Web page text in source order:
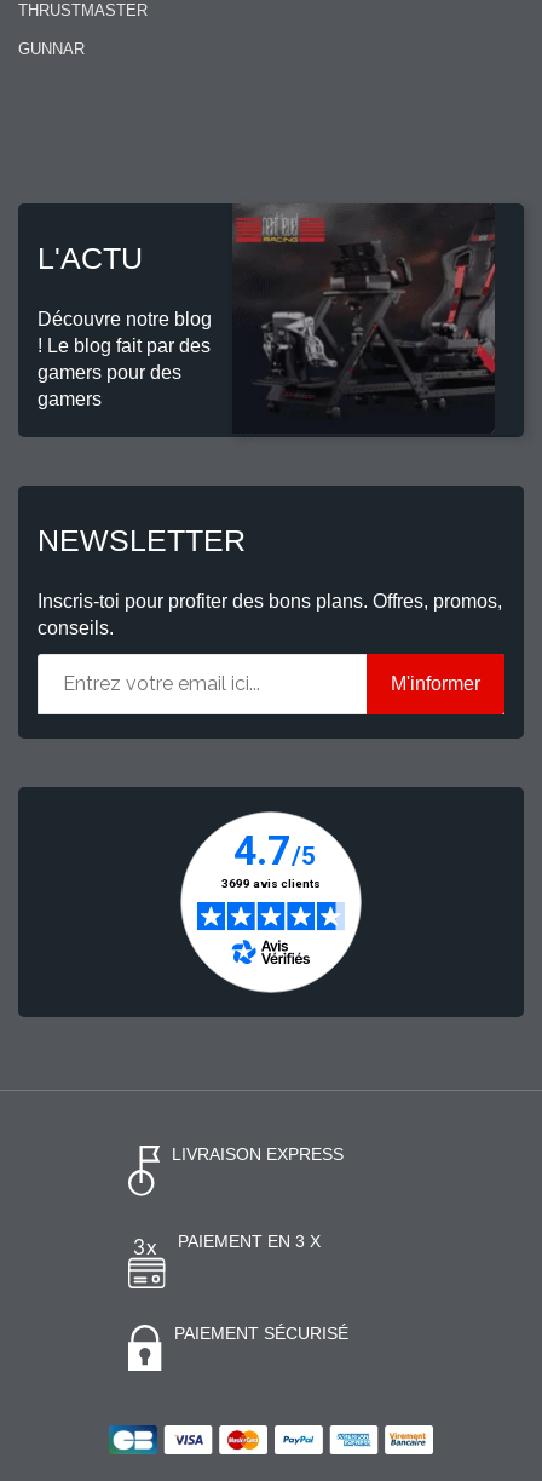
THRUSTMASTER
GUNNAR
L'ACTU
Découvre notre blog
! Le blog fait par des
gamers pour des
gamers
NEWSLETTER
Inscris-toi pour profiter des bons plans. Offres, promos,
conseils.
M'informer
LIVRAISON EXPRESS
PAIEMENT EN 3 X
PAIEMENT SÉCURISÉ